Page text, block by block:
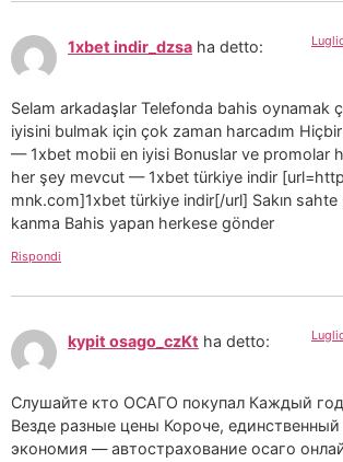
1xbet indir_dzsa ha detto:
Selam arkadaşlar Telefonda bahis oynamak
iyisini bulmak için çok zaman harcadım
— 1xbet mobii en iyisi Bonuslar ve promolar
her şey mevcut — 1xbet türkiye indir
mnk.com]1xbet türkiye indir[/url] Sakın sahte
kanma Bahis yapan herkese gönder
Rispondi
kypit osago_czKt ha detto:
Слушайте кто ОСАГО покупал Каждый
Везде разные цены Короче, единственный
экономия — автострахование осаго